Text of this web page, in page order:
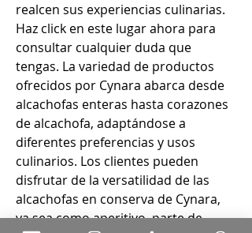
realcen sus experiencias culinarias.
Haz click en este lugar ahora para
consultar cualquier duda que
tengas. La variedad de productos
ofrecidos por Cynara abarca desde
alcachofas enteras hasta corazones
de alcachofa, adaptándose a
diferentes preferencias y usos
culinarios. Los clientes pueden
disfrutar de la versatilidad de las
alcachofas en conserva de Cynara,
ya sea como aperitivo, parte de